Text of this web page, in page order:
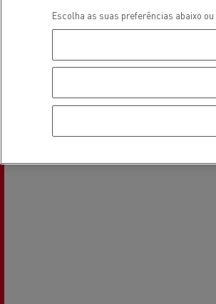
Trucks
Serviços de Municípios
Escolha as suas preferências abaixo ou